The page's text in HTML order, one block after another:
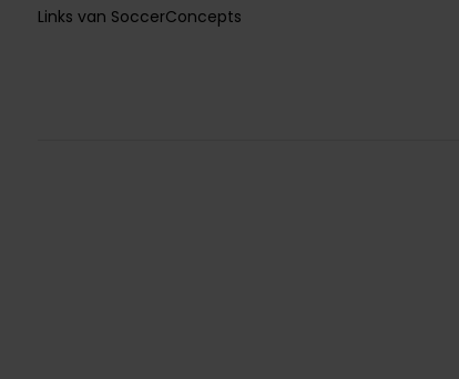
Links van SoccerConcepts